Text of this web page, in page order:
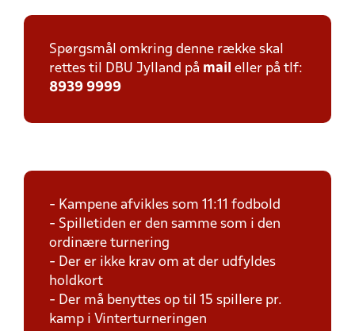
Spørgsmål omkring denne række skal
rettes til DBU Jylland på mail eller på tlf:
8939 9999
- Kampene afvikles som 11:11 fodbold
- Spilletiden er den samme som i den
ordinære turnering
- Der er ikke krav om at der udfyldes
holdkort
- Der må benyttes op til 15 spillere pr.
kamp i Vinterturneringen